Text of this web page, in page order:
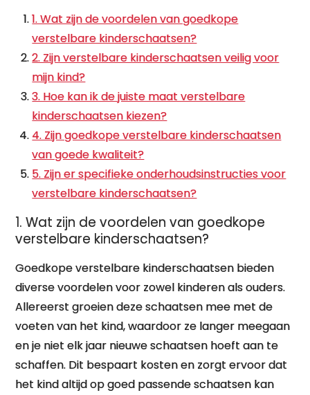
1. Wat zijn de voordelen van goedkope
verstelbare kinderschaatsen?
2. Zijn verstelbare kinderschaatsen veilig voor
mijn kind?
3. Hoe kan ik de juiste maat verstelbare
kinderschaatsen kiezen?
4. Zijn goedkope verstelbare kinderschaatsen
van goede kwaliteit?
5. Zijn er specifieke onderhoudsinstructies voor
verstelbare kinderschaatsen?
1. Wat zijn de voordelen van goedkope
verstelbare kinderschaatsen?
Goedkope verstelbare kinderschaatsen bieden
diverse voordelen voor zowel kinderen als ouders.
Allereerst groeien deze schaatsen mee met de
voeten van het kind, waardoor ze langer meegaan
en je niet elk jaar nieuwe schaatsen hoeft aan te
schaffen. Dit bespaart kosten en zorgt ervoor dat
het kind altijd op goed passende schaatsen kan